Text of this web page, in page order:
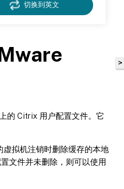
切换到英文
的 Citrix 用户配置文件。它
拟机注销时删除缓存的本地
文件并未删除，则可以使用
>